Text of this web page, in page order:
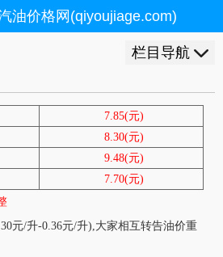
油价格网(qiyoujiage.com)
栏目导航
7.85(元)
8.30(元)
9.48(元)
7.70(元)
元/升-0.36元/升),大家相互转告油价重